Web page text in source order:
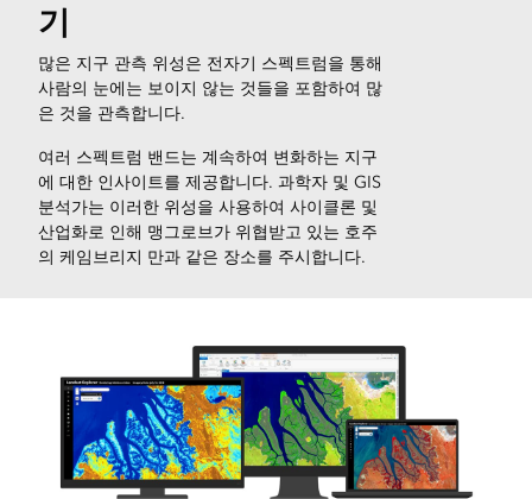
기
많은 지구 관측 위성은 전자기 스펙트럼을 통해
사람의 눈에는 보이지 않는 것들을 포함하여 많
은 것을 관측합니다.
여러 스펙트럼 밴드는 계속하여 변화하는 지구
에 대한 인사이트를 제공합니다. 과학자 및 GIS
분석가는 이러한 위성을 사용하여 사이클론 및
산업화로 인해 맹그로브가 위협받고 있는 호주
의 케임브리지 만과 같은 장소를 주시합니다.